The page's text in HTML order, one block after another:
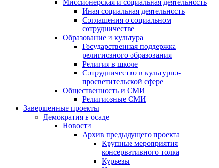
Миссионерская и социальная деятельность
Иная социальная деятельность
Соглашения о социальном
сотрудничестве
Образование и культура
Государственная поддержка
религиозного образования
Религия в школе
Сотрудничество в культурно-
просветительской сфере
Общественность и СМИ
Религиозные СМИ
Завершенные проекты
Демократия в осаде
Новости
Архив предыдущего проекта
Крупные мероприятия
консервативного толка
Курьезы